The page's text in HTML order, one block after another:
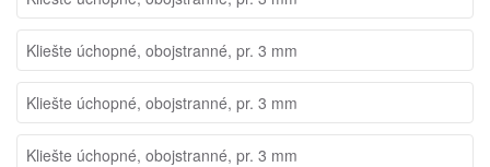
Kliešte úchopné, obojstranné, pr. 3 mm
Kliešte úchopné, obojstranné, pr. 3 mm
Kliešte úchopné, obojstranné, pr. 3 mm